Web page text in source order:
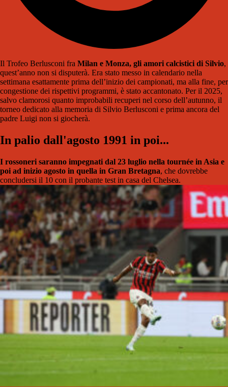
Il Trofeo Berlusconi fra Milan e Monza, gli amori calcistici di Silvio,
quest’anno non si disputerà. Era stato messo in calendario nella
settimana esattamente prima dell’inizio dei campionati, ma alla fine, per
congestione dei rispettivi programmi, è stato accantonato. Per il 2025,
salvo clamorosi quanto improbabili recuperi nel corso dell’autunno, il
torneo dedicato alla memoria di Silvio Berlusconi e prima ancora del
padre Luigi non si giocherà.
In palio dall'agosto 1991 in poi...
I rossoneri saranno impegnati dal 23 luglio nella tournée in Asia e
poi ad inizio agosto in quella in Gran Bretagna, che dovrebbe
concludersi il 10 con il probante test in casa del Chelsea.